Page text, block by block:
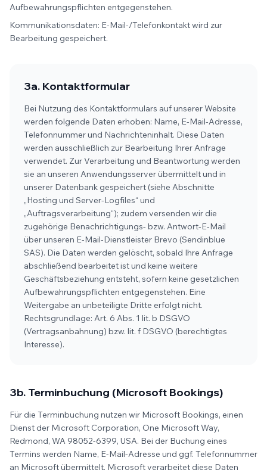
Aufbewahrungspflichten entgegenstehen.
Kommunikationsdaten: E-Mail-/Telefonkontakt wird zur
Bearbeitung gespeichert.
3a. Kontaktformular
Bei Nutzung des Kontaktformulars auf unserer Website
werden folgende Daten erhoben: Name, E-Mail-Adresse,
Telefonnummer und Nachrichteninhalt. Diese Daten
werden ausschließlich zur Bearbeitung Ihrer Anfrage
verwendet. Zur Verarbeitung und Beantwortung werden
sie an unseren Anwendungsserver übermittelt und in
unserer Datenbank gespeichert (siehe Abschnitte
„Hosting und Server-Logfiles“ und
„Auftragsverarbeitung“); zudem versenden wir die
zugehörige Benachrichtigungs- bzw. Antwort-E-Mail
über unseren E-Mail-Dienstleister Brevo (Sendinblue
SAS). Die Daten werden gelöscht, sobald Ihre Anfrage
abschließend bearbeitet ist und keine weitere
Geschäftsbeziehung entsteht, sofern keine gesetzlichen
Aufbewahrungspflichten entgegenstehen. Eine
Weitergabe an unbeteiligte Dritte erfolgt nicht.
Rechtsgrundlage: Art. 6 Abs. 1 lit. b DSGVO
(Vertragsanbahnung) bzw. lit. f DSGVO (berechtigtes
Interesse).
3b. Terminbuchung (Microsoft Bookings)
Für die Terminbuchung nutzen wir Microsoft Bookings, einen
Dienst der Microsoft Corporation, One Microsoft Way,
Redmond, WA 98052-6399, USA. Bei der Buchung eines
Termins werden Name, E-Mail-Adresse und ggf. Telefonnummer
an Microsoft übermittelt. Microsoft verarbeitet diese Daten